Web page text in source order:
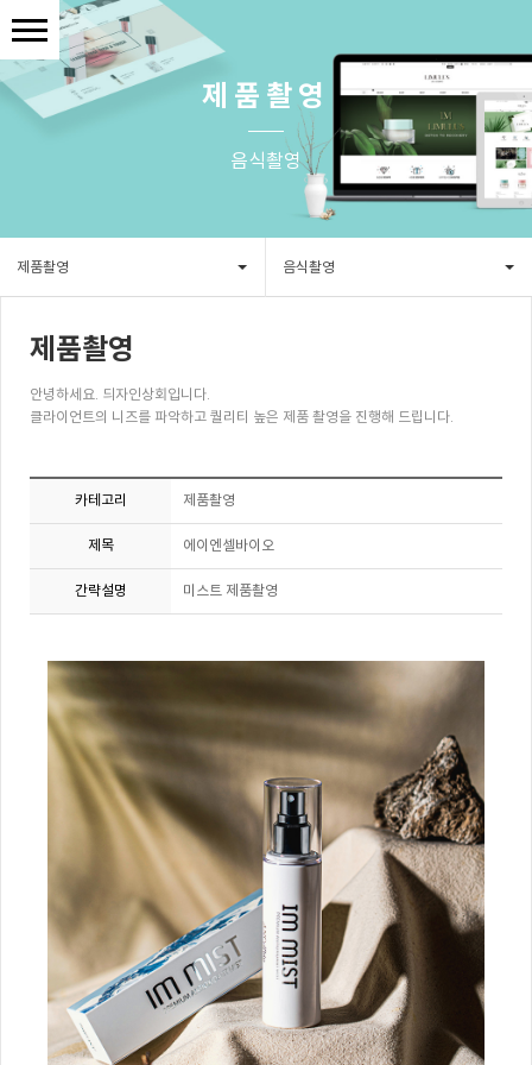
제품촬영
음식촬영
제품촬영 음식촬영
제품촬영
안녕하세요. 듸자인상회입니다.
클라이언트의 니즈를 파악하고 퀄리티 높은 제품 촬영을 진행해 드립니다.
카테고리 제품촬영
제목 에이엔셀바이오
간략설명 미스트 제품촬영